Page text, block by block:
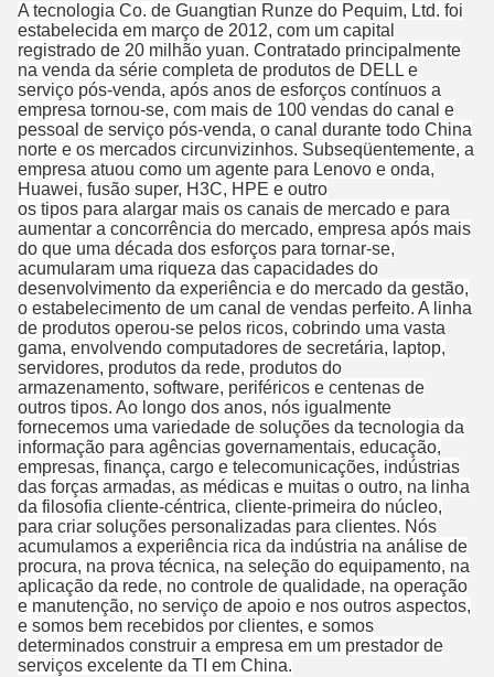
A tecnologia Co. de Guangtian Runze do Pequim, Ltd. foi
estabelecida em março de 2012, com um capital
registrado de 20 milhão yuan. Contratado principalmente
na venda da série completa de produtos de DELL e
serviço pós-venda, após anos de esforços contínuos a
empresa tornou-se, com mais de 100 vendas do canal e
pessoal de serviço pós-venda, o canal durante todo China
norte e os mercados circunvizinhos. Subseqüentemente, a
empresa atuou como um agente para Lenovo e onda,
Huawei, fusão super, H3C, HPE e outro
os tipos para alargar mais os canais de mercado e para
aumentar a concorrência do mercado, empresa após mais
do que uma década dos esforços para tornar-se,
acumularam uma riqueza das capacidades do
desenvolvimento da experiência e do mercado da gestão,
o estabelecimento de um canal de vendas perfeito. A linha
de produtos operou-se pelos ricos, cobrindo uma vasta
gama, envolvendo computadores de secretária, laptop,
servidores, produtos da rede, produtos do
armazenamento, software, periféricos e centenas de
outros tipos. Ao longo dos anos, nós igualmente
fornecemos uma variedade de soluções da tecnologia da
informação para agências governamentais, educação,
empresas, finança, cargo e telecomunicações, indústrias
das forças armadas, as médicas e muitas o outro, na linha
da filosofia cliente-céntrica, cliente-primeira do núcleo,
para criar soluções personalizadas para clientes. Nós
acumulamos a experiência rica da indústria na análise de
procura, na prova técnica, na seleção do equipamento, na
aplicação da rede, no controle de qualidade, na operação
e manutenção, no serviço de apoio e nos outros aspectos,
e somos bem recebidos por clientes, e somos
determinados construir a empresa em um prestador de
serviços excelente da TI em China.